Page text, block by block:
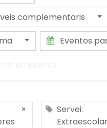
complementaris
Eventos
×
Servei: